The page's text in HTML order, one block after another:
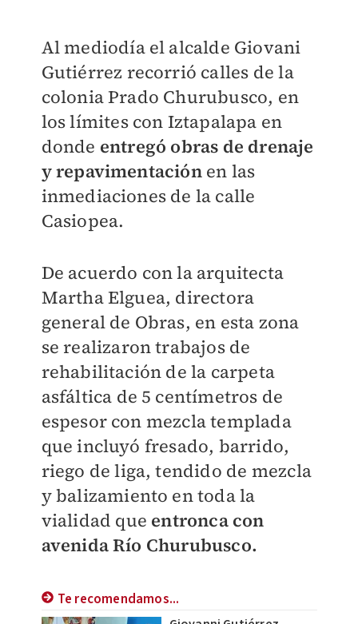
Al mediodía el alcalde Giovani
Gutiérrez recorrió calles de la
colonia Prado Churubusco, en
los límites con Iztapalapa en
donde entregó obras de drenaje
y repavimentaciónen las
inmediaciones de la calle
Casiopea.
De acuerdo con la arquitecta
Martha Elguea, directora
general de Obras, en esta zona
se realizaron trabajos de
rehabilitación de la carpeta
asfáltica de 5 centímetros de
espesor con mezcla templada
que incluyó fresado, barrido,
riego de liga, tendido de mezcla
y balizamiento en toda la
vialidad que entronca con
avenida Río Churubusco.
Te recomendamos...